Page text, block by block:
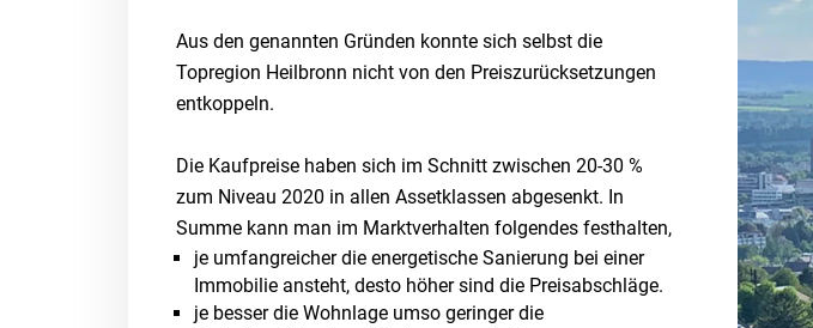
Aus den genannten Gründen konnte sich selbst die
Topregion Heilbronn nicht von den Preiszurücksetzungen
entkoppeln.
Die Kaufpreise haben sich im Schnitt zwischen 20-30 %
zum Niveau 2020 in allen Assetklassen abgesenkt. In
Summe kann man im Marktverhalten folgendes festhalten,
je umfangreicher die energetische Sanierung bei einer
Immobilie ansteht, desto höher sind die Preisabschläge.
je besser die Wohnlage umso geringer die